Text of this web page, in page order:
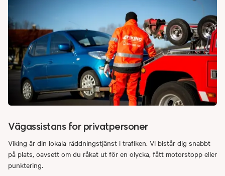
Vägassistans for privatpersoner
Viking är din lokala räddningstjänst i trafiken. Vi bistår dig snabbt
på plats, oavsett om du råkat ut för en olycka, fått motorstopp eller
punktering.